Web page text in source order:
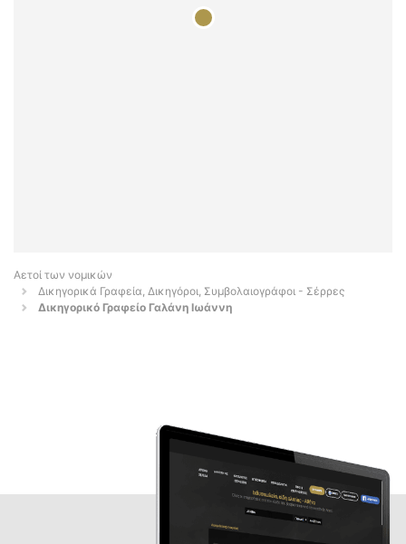
Αετοί των νομικών
Δικηγορικά Γραφεία, Δικηγόροι, Συμβολαιογράφοι - Σέρρες
Δικηγορικό Γραφείο Γαλάνη Ιωάννη